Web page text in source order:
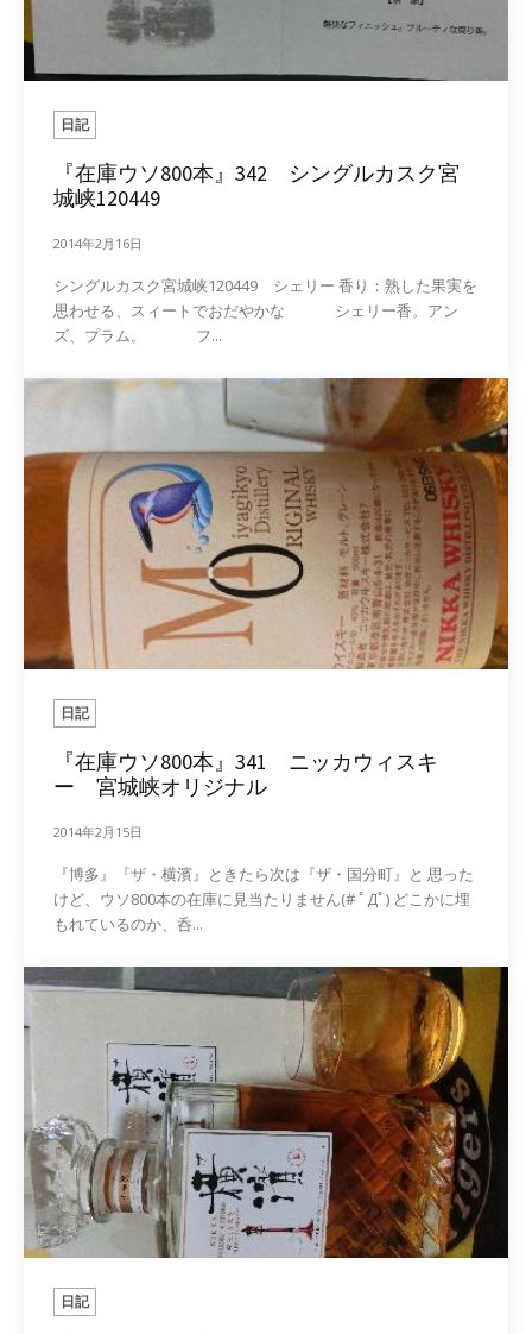
日記
『在庫ウソ800本』342 シングルカスク宮
城峡120449
2014年2月16日
シングルカスク宮城峡120449 シェリー 香り：熟した果実を
思わせる、スィートでおだやかな シェリー香。アン
ズ、プラム。 フ...
日記
『在庫ウソ800本』341 ニッカウィスキ
ー 宮城峡オリジナル
2014年2月15日
『博多』『ザ・横濱』ときたら次は『ザ・国分町』と 思った
けど、ウソ800本の在庫に見当たりません(# ﾟДﾟ) どこかに埋
もれているのか、呑...
日記